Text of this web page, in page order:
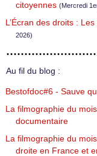
citoyennes (Mercredi
L’Écran des droits :
2026)
Au fil du blog :
Bestofdoc#6 - Sauve
La filmographie du
documentaire
La filmographie du
droite en France et